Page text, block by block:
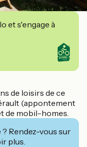
et s'engage à
de loisirs de ce
(appontement
de mobil-homes.
Rendez-vous sur
plus.